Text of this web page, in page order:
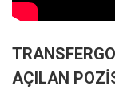
TRANSFERGO
AÇILAN